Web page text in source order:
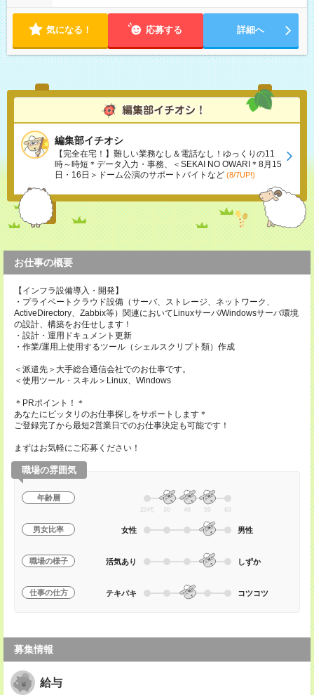
気になる！ 応募する 詳細へ
編集部イチオシ
【完全在宅！】難しい業務なし＆電話なし！ゆっくりの11
時～時短＊データ入力・事務、＜SEKAI NO OWARI＊8月15
日・16日＞ドーム公演のサポートバイトなど (8/7UP!)
お仕事の概要
【インフラ設備導入・開発】
・プライベートクラウド設備（サーバ、ストレージ、ネットワーク、
ActiveDirectory、Zabbix等）関連においてLinuxサーバ/Windowsサーバ環境
の設計、構築をお任せします！
・設計・運用ドキュメント更新
・作業/運用上使用するツール（シェルスクリプト類）作成
＜派遣先＞大手総合通信会社でのお仕事です。
＜使用ツール・スキル＞Linux、Windows
＊PRポイント！＊
あなたにピッタリのお仕事探しをサポートします＊
ご登録完了から最短2営業日でのお仕事決定も可能です！
まずはお気軽にご応募ください！
職場の雰囲気
年齢層
20代 30 40 50 60
男女比率 女性 男性
職場の様子 活気あり しずか
仕事の仕方 テキパキ コツコツ
募集情報
給与